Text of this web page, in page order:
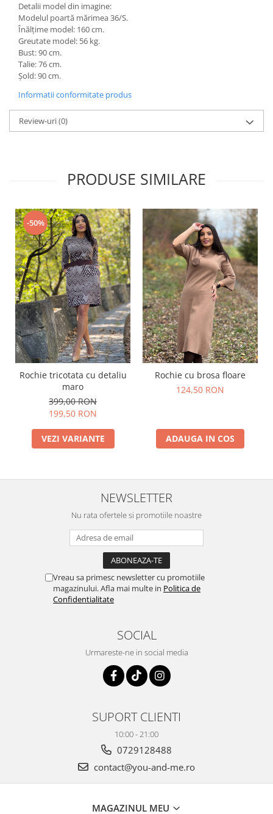
Detalii model din imagine:
Modelul poartă mărimea 36/S.
Înălțime model: 160 cm.
Greutate model: 56 kg.
Bust: 90 cm.
Talie: 76 cm.
Șold: 90 cm.
Informatii conformitate produs
Review-uri(0)
PRODUSE SIMILARE
-50%
Rochie tricotata cu detaliu
maro
399,00 RON
199,50 RON
VEZI VARIANTE
Rochie cu brosa floare
124,50 RON
ADAUGA IN COS
NEWSLETTER
Nu rata ofertele si promotiile noastre
Vreau sa primesc newsletter cu promotiile
magazinului. Afla mai multe in Politica de
Confidentialitate
SOCIAL
Urmareste-ne in social media
SUPORT CLIENTI
10:00 - 21:00
0729128488
contact@you-and-me.ro
MAGAZINUL MEU